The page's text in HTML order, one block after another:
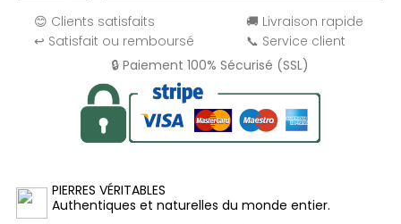
😊 Clients satisfaits
🚚 Livraison rapide
↩️ Satisfait ou remboursé
📞 Service client
🔒 Paiement 100% Sécurisé (SSL)
PIERRES VÉRITABLES
Authentiques et naturelles du monde entier.